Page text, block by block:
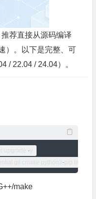
推荐直接从源码编译
）。以下是完整、可
/ 22.04 / 24.04）。
upgrade -y
git cmake python3 -pip
make